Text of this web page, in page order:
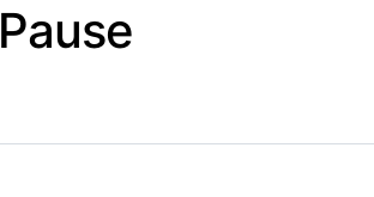
Pause